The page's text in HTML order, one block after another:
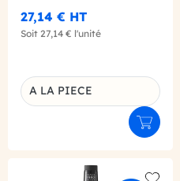
27,14 € HT
Soit 27,14 € l'unité
Déclinaison du produit
A LA PIECE